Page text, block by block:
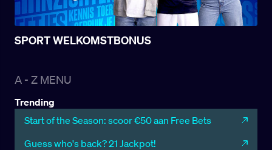
A - Z MENU
Trending
Start of the Season: scoor €50 aan Free Bets
Guess who's back? 21 Jackpot!
SPORT WELKOMSTBONUS